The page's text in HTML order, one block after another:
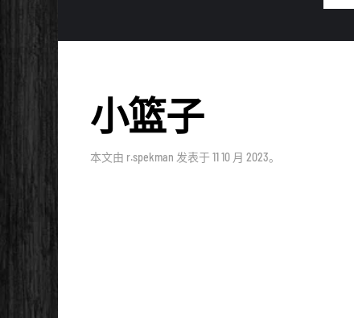
小篮子
本文由 r.spekman 发表于11 10 月 2023。